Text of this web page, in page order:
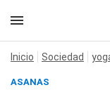
Inicio Sociedad
ASANAS